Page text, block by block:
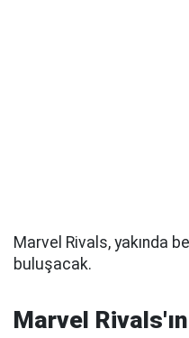
Marvel Rivals, yakında
buluşacak.
Marvel